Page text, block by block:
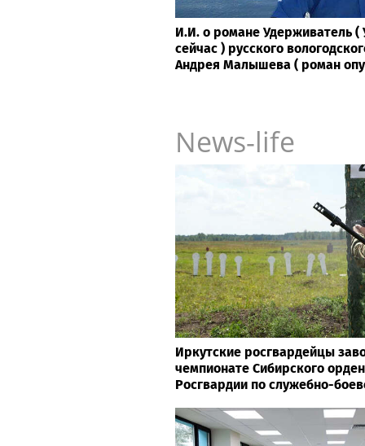
И.И. о романе Удерживатель
сейчас ) русского
Андрея Малышева ( роман
News-life
Иркутские росгвардейцы
чемпионате Сибирского
Росгвардии по служебно-